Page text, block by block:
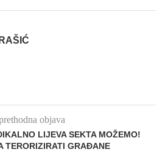
objava
LIJEVA SEKTA MOŽEMO!
TERORIZIRATI GRAĐANE